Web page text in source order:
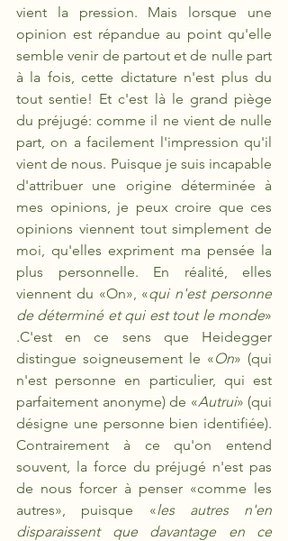
vient la pression. Mais lorsque une
opinion est répandue au point qu'elle
semble venir de partout et de nulle part
à la fois, cette dictature n'est plus du
tout sentie! Et c'est là le grand piège
du préjugé: comme il ne vient de nulle
part, on a facilement l'impression qu'il
vient de nous. Puisque je suis incapable
d'attribuer une origine déterminée à
mes opinions, je peux croire que ces
opinions viennent tout simplement de
moi, qu'elles expriment ma pensée la
plus personnelle. En réalité, elles
viennent du «On», «qui n'est personne
de déterminé et qui est tout le monde»
.C'est en ce sens que Heidegger
distingue soigneusement le «On» (qui
n'est personne en particulier, qui est
parfaitement anonyme) de «Autrui» (qui
désigne une personne bien identifiée).
Contrairement à ce qu'on entend
souvent, la force du préjugé n'est pas
de nous forcer à penser «comme les
autres», puisque «les autres n'en
disparaissent que davantage en ce